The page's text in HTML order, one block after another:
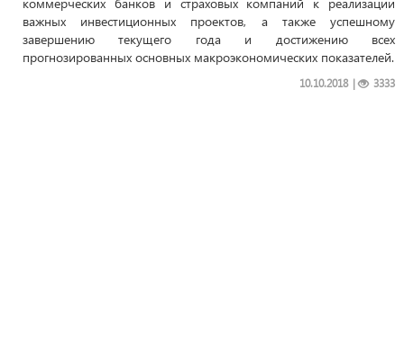
важных инвестиционных проектов, а также успешному
завершению текущего года и достижению всех
прогнозированных основных макроэкономических показателей.
| 3333
10.10.2018